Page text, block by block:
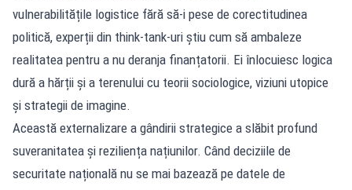
vulnerabilitățile logistice fără să-i pese de corectitudinea
politică, experții din think-tank-uri știu cum să ambaleze
realitatea pentru a nu deranja finanțatorii. Ei înlocuiesc logica
dură a hărții și a terenului cu teorii sociologice, viziuni utopice
și strategii de imagine.
Această externalizare a gândirii strategice a slăbit profund
suveranitatea și reziliența națiunilor. Când deciziile de
securitate națională nu se mai bazează pe datele de